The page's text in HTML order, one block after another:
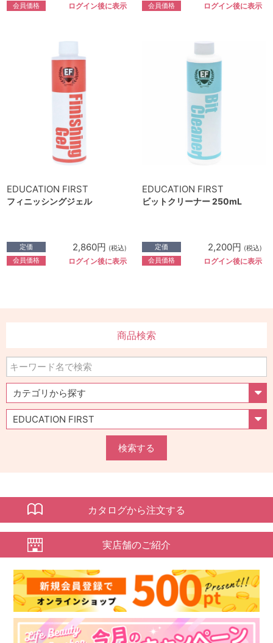
会員価格 ログイン後に表示 会員価格 ログイン後に表示
EDUCATION FIRST
フィニッシングジェル
定価 2,860円 (税込)
会員価格 ログイン後に表示
EDUCATION FIRST
ビットクリーナー 250mL
定価 2,200円 (税込)
会員価格 ログイン後に表示
商品検索
検索する
カタログから注文する
実店舗のご紹介